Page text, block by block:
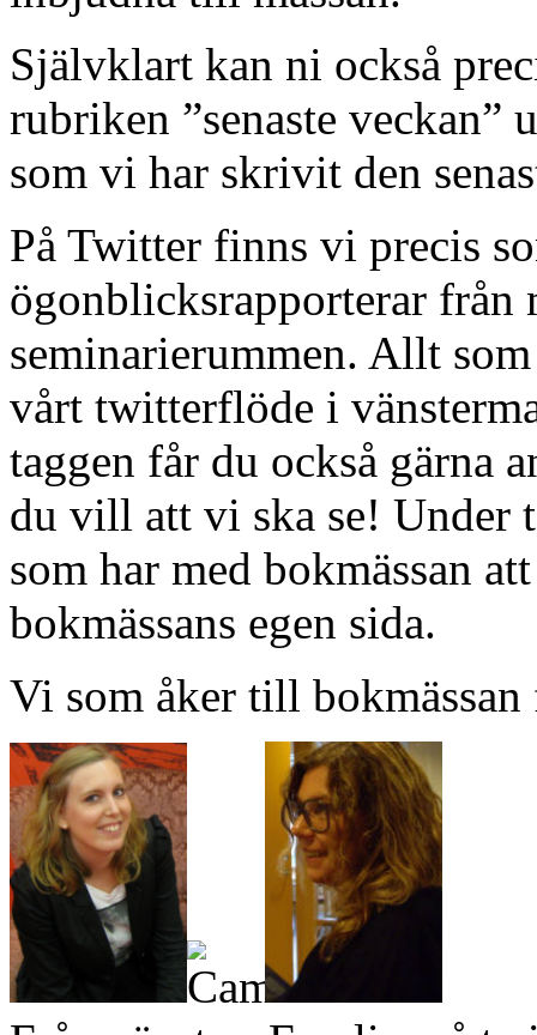
Självklart kan ni också
rubriken ”senaste
som vi har skrivit den
På Twitter finns vi precis
ögonblicksrapporterar från
seminarierummen. Allt
vårt twitterflöde i
taggen får du också gärna
du vill att vi ska se! Under
som har med bokmässan
bokmässans egen sida.
Vi som åker till